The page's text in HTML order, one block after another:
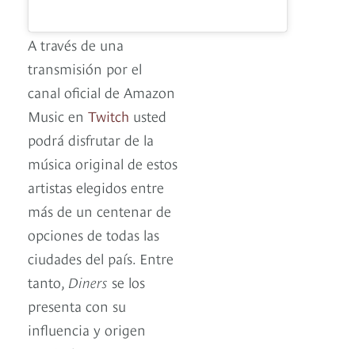
A través de una
transmisión por el
canal oficial de Amazon
Music en Twitch usted
podrá disfrutar de la
música original de estos
artistas elegidos entre
más de un centenar de
opciones de todas las
ciudades del país. Entre
tanto, Diners se los
presenta con su
influencia y origen